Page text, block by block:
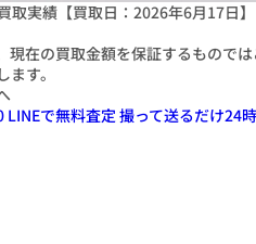
取実績【買取日：2026年6月17日】
在の買取金額を保証するもので
す。
LINEで無料査定撮って送るだけ24